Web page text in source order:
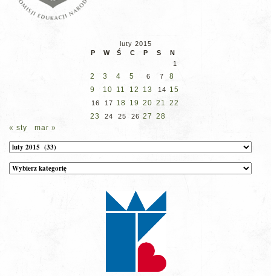
luty 2015
P
W Ś C P S
N
1
2 3 4 5 6 7
8
9
10 11 12 13 14 15
16 17 18 19 20 21
22
23
24 25 26 27 28
« sty
mar »
Archiwum
Kategorie
wpisów